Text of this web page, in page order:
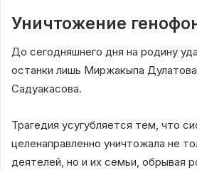
Уничтожение
До сегодняшнего дня на родину
останки лишь Миржакыпа
Садуакасова.
Трагедия усугубляется тем, что
целенаправленно уничтожала не
деятелей, но и их семьи, обрывая